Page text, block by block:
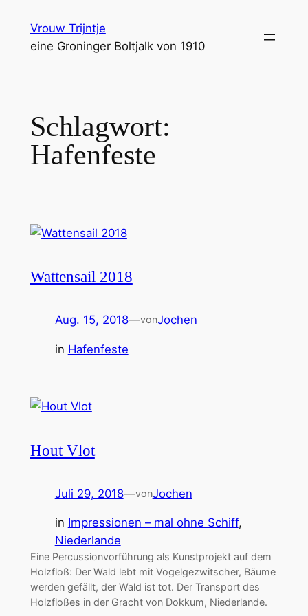
Inhalt
springen
Vrouw Trijntje
eine Groninger Boltjalk von 1910
Schlagwort:
Hafenfeste
Wattensail 2018
Aug. 15, 2018—vonJochen
in Hafenfeste
Hout Vlot
Juli 29, 2018—vonJochen
in Impressionen – mal ohne Schiff
Niederlande
Eine Percussionvorführung als Kunstprojekt auf dem
Holzfloß: Der Wald lebt mit Vogelgezwitscher, Bäume
werden gefällt, der Wald ist tot. Der Transport des
Holzfloßes in der Gracht von Dokkum, Niederlande.